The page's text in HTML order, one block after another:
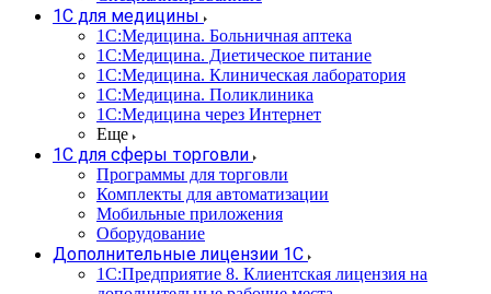
1С для медицины
1С:Медицина. Больничная аптека
1С:Медицина. Диетическое питание
1С:Медицина. Клиническая лаборатория
1С:Медицина. Поликлиника
1С:Медицина через Интернет
Еще
1С для сферы торговли
Программы для торговли
Комплекты для автоматизации
Мобильные приложения
Оборудование
Дополнительные лицензии 1С
1С:Предприятие 8. Клиентская лицензия на